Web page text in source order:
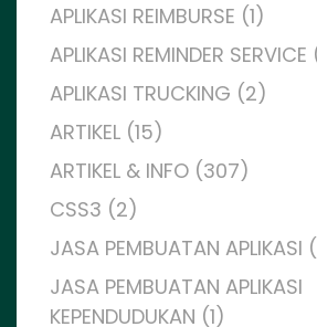
APLIKASI REIMBURSE (1)
APLIKASI REMINDER
APLIKASI TRUCKING (2)
ARTIKEL (15)
ARTIKEL & INFO (307)
CSS3 (2)
JASA PEMBUATAN APLIKASI
JASA PEMBUATAN APLIKASI
KEPENDUDUKAN (1)